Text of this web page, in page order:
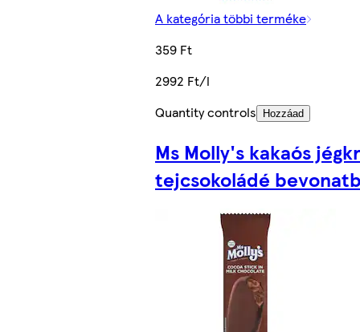
A kategória többi terméke
359 Ft
2992 Ft/l
Quantity controls
Hozzáad
Ms Molly's kakaós
tejcsokoládé